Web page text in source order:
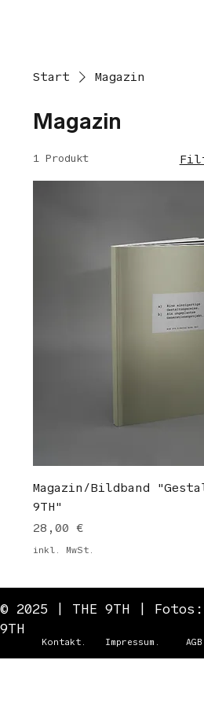
Start Magazin
Magazin
1 Produkt
Magazin/Bildband
9TH"
Preis
28,00 €
inkl. MwSt.
Kontakt. Impressum. AGB.
© 2025 | THE 9TH | Fotos:
9TH